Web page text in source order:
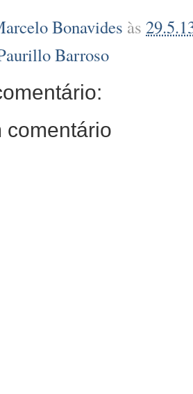
Bonavides às
Barroso
comentário